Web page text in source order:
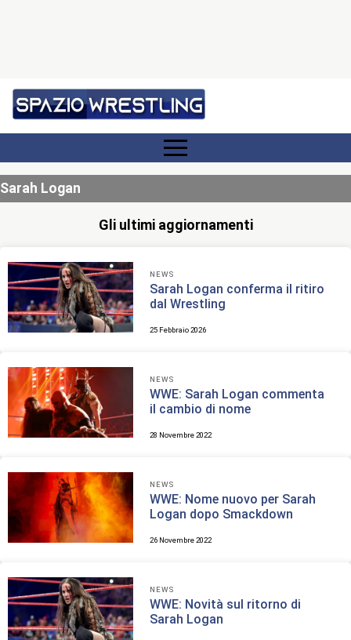
Sarah Logan
Gli ultimi aggiornamenti
NEWS
Sarah Logan conferma il ritiro
dal Wrestling
25 Febbraio 2026
NEWS
WWE: Sarah Logan commenta
il cambio di nome
28 Novembre 2022
NEWS
WWE: Nome nuovo per Sarah
Logan dopo Smackdown
26 Novembre 2022
NEWS
WWE: Novità sul ritorno di
Sarah Logan